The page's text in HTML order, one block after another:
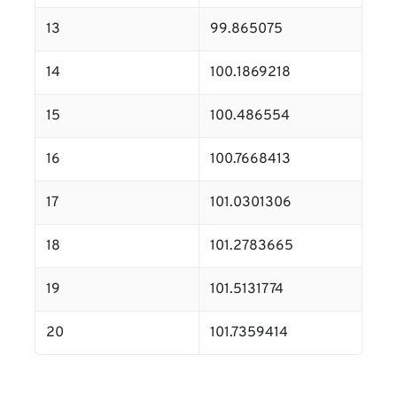
13 99.865075
14 100.1869218
15 100.486554
16 100.7668413
17 101.0301306
18 101.2783665
19 101.5131774
20 101.7359414